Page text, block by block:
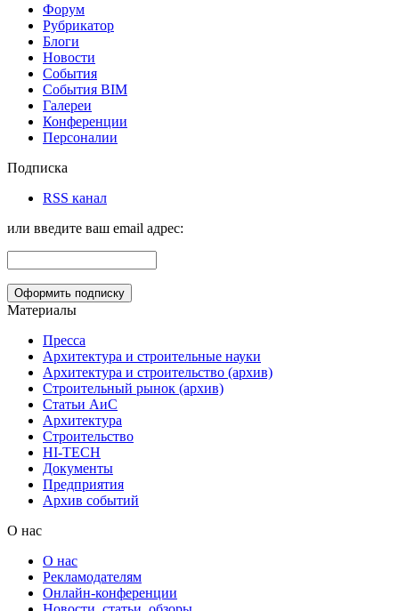
Форум
Рубрикатор
Блоги
Новости
События
События BIM
Галереи
Конференции
Персоналии
Подписка
RSS канал
или введите ваш email адрес:
Материалы
Пресса
Архитектура и строительные науки
Архитектура и строительство (архив)
Строительный рынок (архив)
Статьи АиС
Архитектура
Строительство
HI-TECH
Документы
Предприятия
Архив событий
О нас
О нас
Рекламодателям
Онлайн-конференции